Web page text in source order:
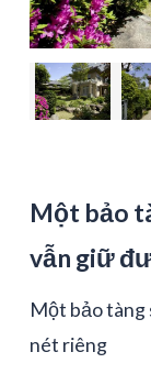
Một bảo
vẫn giữ
Một bảo tàng
nét riêng